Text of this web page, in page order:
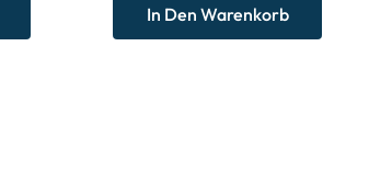
In Den Warenkorb